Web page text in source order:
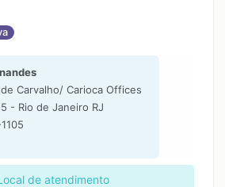
Carvalho/ Carioca Offices
- Rio de Janeiro RJ
de atendimento